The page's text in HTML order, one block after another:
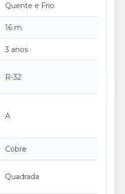
Quente e Frio
16 m
3 anos
R-32
A
Cobre
Quadrada